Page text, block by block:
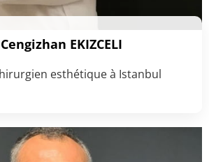
EKIZCELI
esthétique à Istanbul